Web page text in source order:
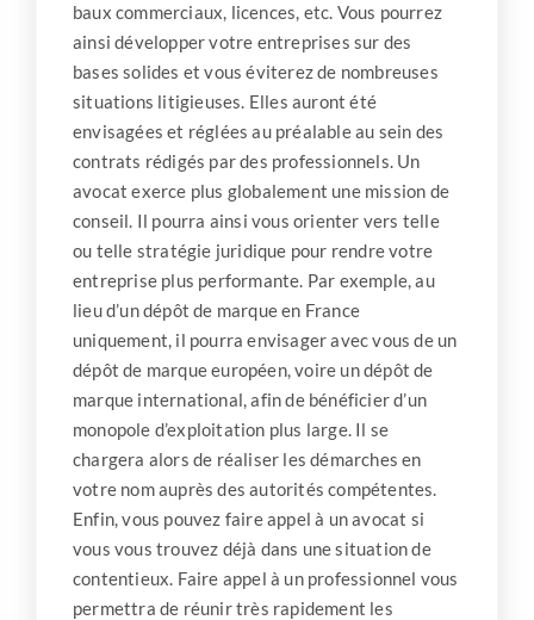
baux commerciaux, licences, etc. Vous pourrez
ainsi développer votre entreprises sur des
bases solides et vous éviterez de nombreuses
situations litigieuses. Elles auront été
envisagées et réglées au préalable au sein des
contrats rédigés par des professionnels. Un
avocat exerce plus globalement une mission de
conseil. Il pourra ainsi vous orienter vers telle
ou telle stratégie juridique pour rendre votre
entreprise plus performante. Par exemple, au
lieu d’un dépôt de marque en France
uniquement, il pourra envisager avec vous de un
dépôt de marque européen, voire un dépôt de
marque international, afin de bénéficier d’un
monopole d’exploitation plus large. Il se
chargera alors de réaliser les démarches en
votre nom auprès des autorités compétentes.
Enfin, vous pouvez faire appel à un avocat si
vous vous trouvez déjà dans une situation de
contentieux. Faire appel à un professionnel vous
permettra de réunir très rapidement les